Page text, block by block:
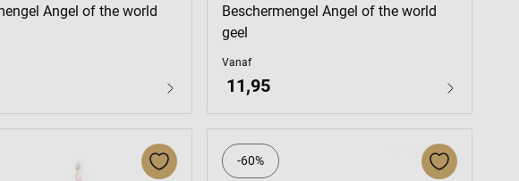
Angel of the world
Beschermengel Angel of the world
geel
Vanaf
11,95
-60%